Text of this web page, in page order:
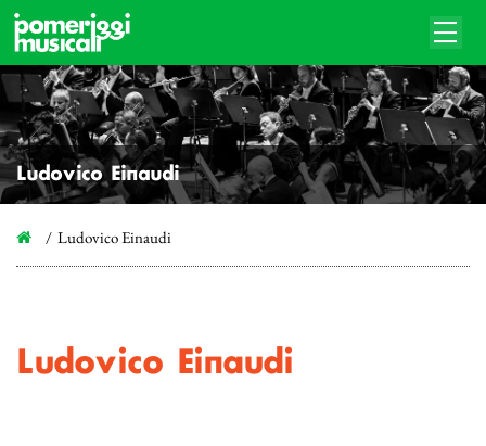
Ludovico Einaudi
Ludovico Einaudi
Ludovico Einaudi